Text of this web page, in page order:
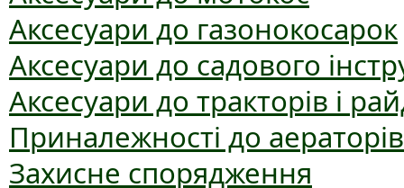
Аксесуари до газонокосарок
Аксесуари до садового
Аксесуари до тракторів і
Приналежності до аераторів
Захисне спорядження